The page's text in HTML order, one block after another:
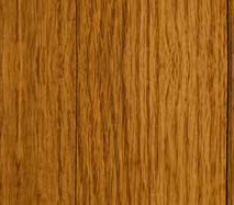
ден… Открит музей